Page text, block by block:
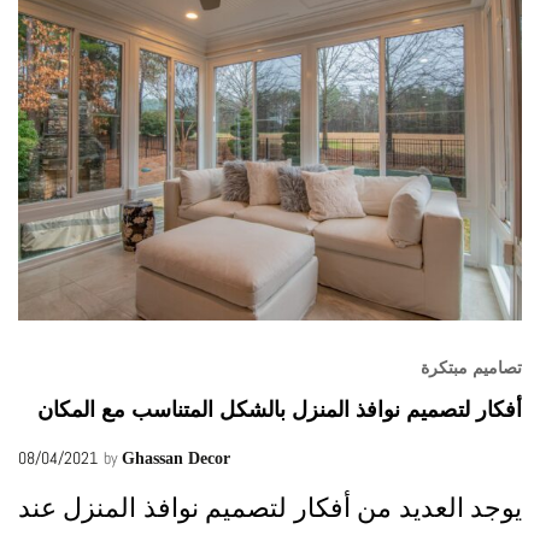
تصاميم مبتكرة
أفكار لتصميم نوافذ المنزل بالشكل المتناسب مع المكان
08/04/2021 by Ghassan Decor
يوجد العديد من أفكار لتصميم نوافذ المنزل عند